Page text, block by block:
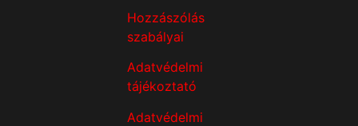
Hozzászólás
szabályai
Adatvédelmi
tájékoztató
Adatvédelmi